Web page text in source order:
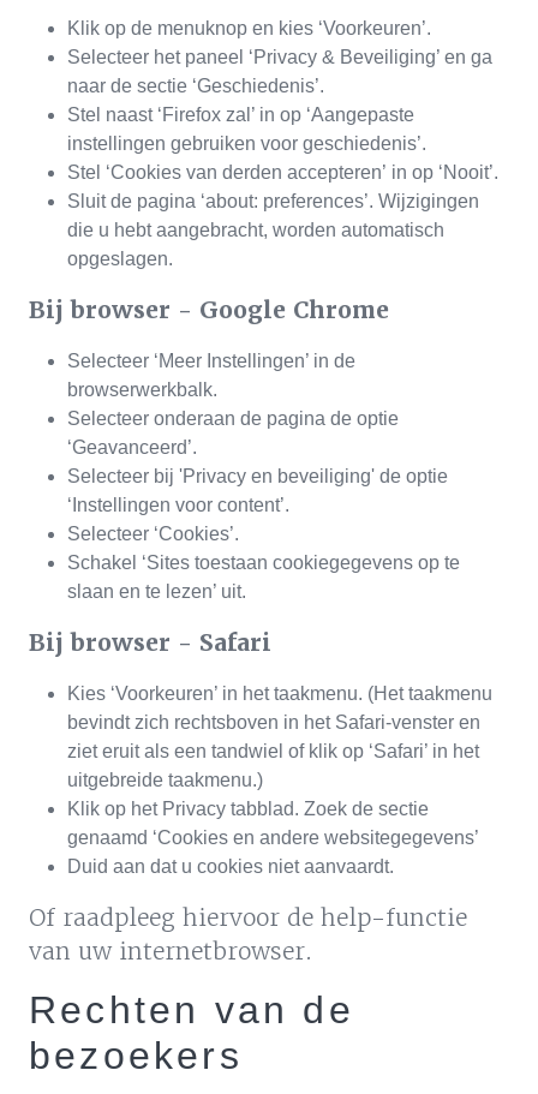
Klik op de menuknop en kies ‘Voorkeuren’.
Selecteer het paneel ‘Privacy & Beveiliging’ en ga
naar de sectie ‘Geschiedenis’.
Stel naast ‘Firefox zal’ in op ‘Aangepaste
instellingen gebruiken voor geschiedenis’.
Stel ‘Cookies van derden accepteren’ in op ‘Nooit’.
Sluit de pagina ‘about: preferences’. Wijzigingen
die u hebt aangebracht, worden automatisch
opgeslagen.
Bij browser - Google Chrome
Selecteer ‘Meer Instellingen’ in de
browserwerkbalk.
Selecteer onderaan de pagina de optie
‘Geavanceerd’.
Selecteer bij 'Privacy en beveiliging' de optie
‘Instellingen voor content’.
Selecteer ‘Cookies’.
Schakel ‘Sites toestaan cookiegegevens op te
slaan en te lezen’ uit.
Bij browser - Safari
Kies ‘Voorkeuren’ in het taakmenu. (Het taakmenu
bevindt zich rechtsboven in het Safari-venster en
ziet eruit als een tandwiel of klik op ‘Safari’ in het
uitgebreide taakmenu.)
Klik op het Privacy tabblad. Zoek de sectie
genaamd ‘Cookies en andere websitegegevens’
Duid aan dat u cookies niet aanvaardt.
Of raadpleeg hiervoor de help-functie
van uw internetbrowser.
Rechten van de
bezoekers